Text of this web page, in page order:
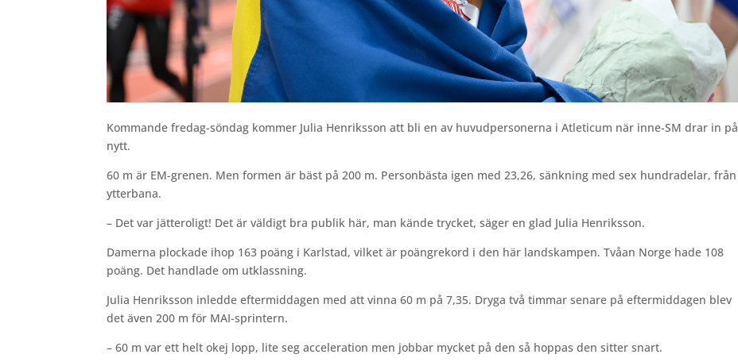
Kommande fredag-söndag kommer Julia Henriksson att bli en av huvudpersonerna i Atleticum när inne-SM drar in på
nytt.
60 m är EM-grenen. Men formen är bäst på 200 m. Personbästa igen med 23,26, sänkning med sex hundradelar, från
ytterbana.
– Det var jätteroligt! Det är väldigt bra publik här, man kände trycket, säger en glad Julia Henriksson.
Damerna plockade ihop 163 poäng i Karlstad, vilket är poängrekord i den här landskampen. Tvåan Norge hade 108
poäng. Det handlade om utklassning.
Julia Henriksson inledde eftermiddagen med att vinna 60 m på 7,35. Dryga två timmar senare på eftermiddagen blev
det även 200 m för MAI-sprintern.
– 60 m var ett helt okej lopp, lite seg acceleration men jobbar mycket på den så hoppas den sitter snart.